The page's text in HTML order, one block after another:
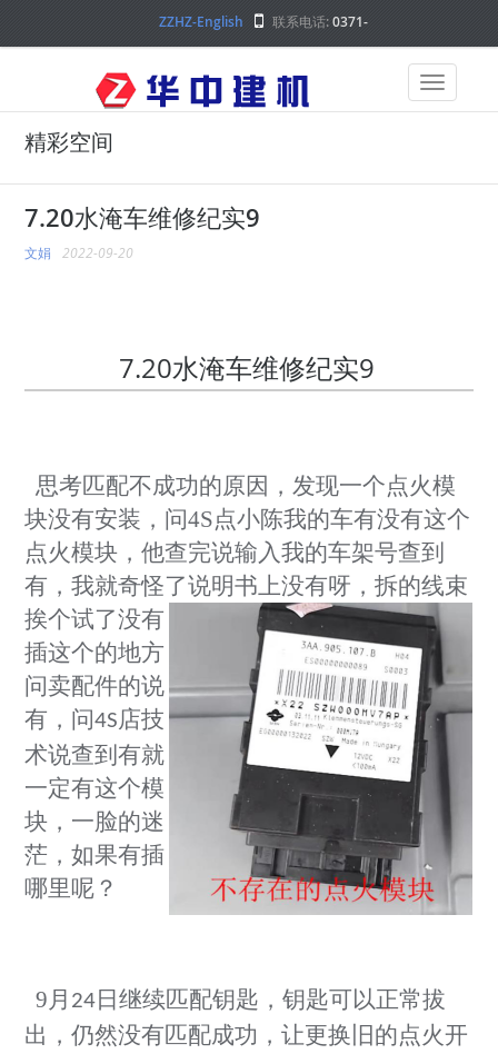
ZZHZ-English 联系电话:0371-
精彩空间
7.20水淹车维修纪实9
文娟 2022-09-20
7.20水淹车维修纪实9
思考匹配不成功的原因，发现一个点火模
块没有安装，问4S点小陈我的车有没有这个
点火模块，他查完说输入我的车架号查到
有，我就奇怪了说明书上没有呀，拆的线束
挨个试了没有
插这个的地方
问卖配件的说
有，问4S店技
术说查到有就
一定有这个模
块，一脸的迷
茫，如果有插
哪里呢？
9月 24日继续匹配钥匙，钥匙可以正常拔
出，仍然没有匹配成功，让更换旧的点火开